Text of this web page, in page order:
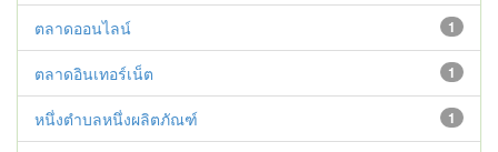
1
ตลาดออนไลน์
1
ตลาดอินเทอร์เน็ต
1
หนึ่งตำบลหนึ่งผลิตภัณฑ์